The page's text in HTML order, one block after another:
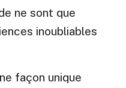
ne sont que
inoubliables
façon unique